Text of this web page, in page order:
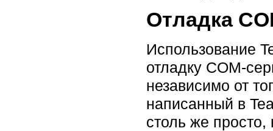
Отладка
Использование
отладку COM-
независимо от
написанный в
столь же просто,